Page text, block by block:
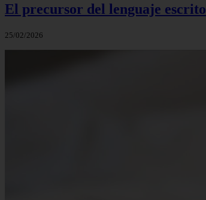
El precursor del lenguaje escrito
25/02/2026